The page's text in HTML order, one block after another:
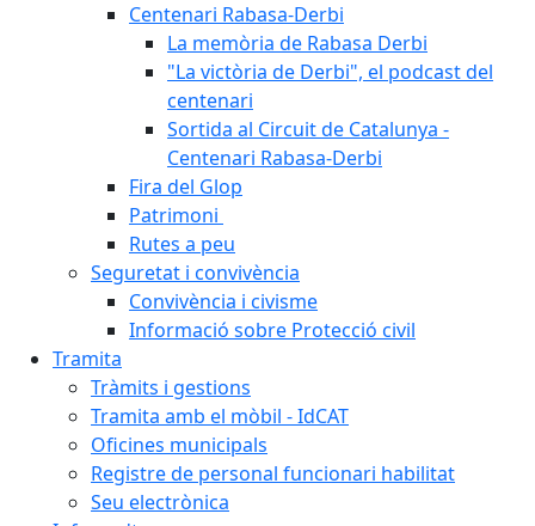
Centenari Rabasa-Derbi
La memòria de Rabasa Derbi
"La victòria de Derbi", el podcast del
centenari
Sortida al Circuit de Catalunya -
Centenari Rabasa-Derbi
Fira del Glop
Patrimoni
Rutes a peu
Seguretat i convivència
Convivència i civisme
Informació sobre Protecció civil
Tramita
Tràmits i gestions
Tramita amb el mòbil - IdCAT
Oficines municipals
Registre de personal funcionari habilitat
Seu electrònica